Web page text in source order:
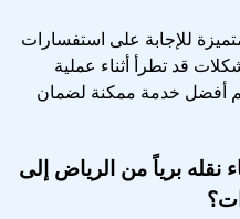
للإجابة على استفسارات
قد تطرأ أثناء عملية
أفضل خدمة ممكنة لضمان
نقله برياً من الرياض إلى